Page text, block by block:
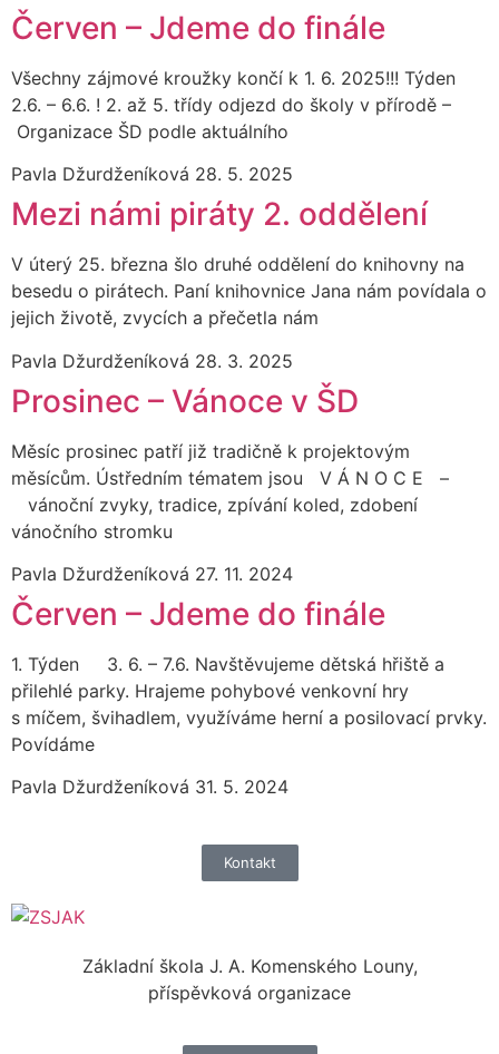
Červen – Jdeme do finále
Všechny zájmové kroužky končí k 1. 6. 2025!!! Týden
2.6. – 6.6. ! 2. až 5. třídy odjezd do školy v přírodě –
Organizace ŠD podle aktuálního
Pavla Džurdženíková 28. 5. 2025
Mezi námi piráty 2. oddělení
V úterý 25. března šlo druhé oddělení do knihovny na
besedu o pirátech. Paní knihovnice Jana nám povídala o
jejich životě, zvycích a přečetla nám
Pavla Džurdženíková 28. 3. 2025
Prosinec – Vánoce v ŠD
Měsíc prosinec patří již tradičně k projektovým
měsícům. Ústředním tématem jsou V Á N O C E –
vánoční zvyky, tradice, zpívání koled, zdobení
vánočního stromku
Pavla Džurdženíková 27. 11. 2024
Červen – Jdeme do finále
1. Týden 3. 6. – 7.6. Navštěvujeme dětská hřiště a
přilehlé parky. Hrajeme pohybové venkovní hry
s míčem, švihadlem, využíváme herní a posilovací prvky.
Povídáme
Pavla Džurdženíková 31. 5. 2024
Kontakt
Základní škola J. A. Komenského Louny,
příspěvková organizace